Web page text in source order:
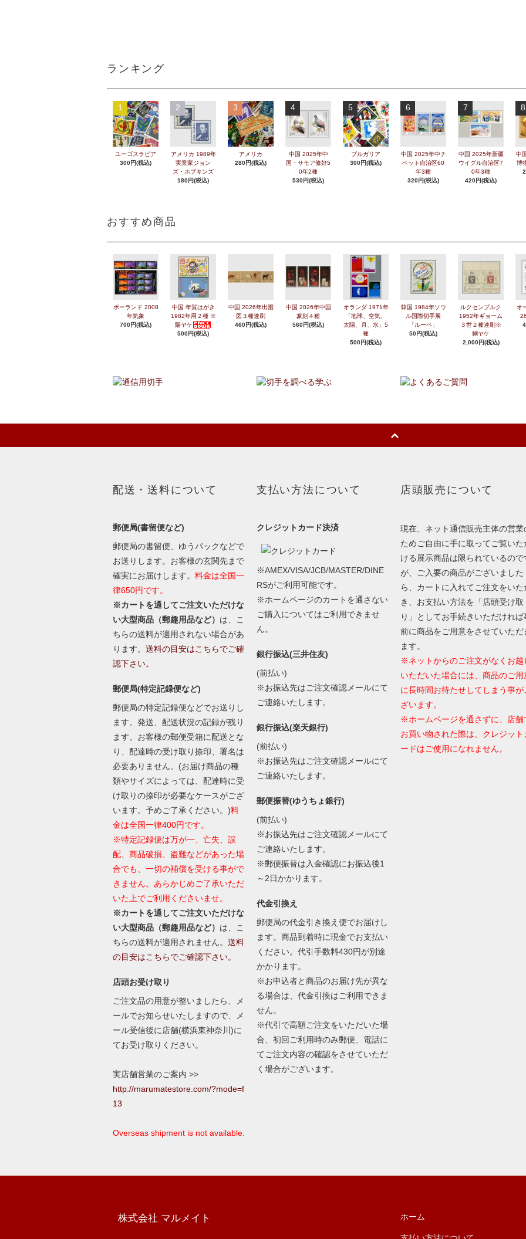
ランキング
1
ユーゴスラビア
300円(税込)
2
アメリカ 1989年
実業家ジョン
ズ・ホプキンズ
180円(税込)
3
アメリカ
280円(税込)
4
中国 2025年中
国・サモア修好5
0年2種
530円(税込)
5
ブルガリア
300円(税込)
6
中国 2025年中チ
ベット自治区60
年3種
320円(税込)
7
中国 2025年新疆
ウイグル自治区7
0年3種
420円(税込)
8
中
博
おすすめ商品
ポーランド 2008
年気象
700円(税込)
中国 年賀はがき
1982年用２種 ※
陽ヤケ
500円(税込)
中国 2026年出圉
図３種連刷
460円(税込)
中国 2026年中国
篆刻４種
560円(税込)
オランダ 1971年
「地球、空気、
太陽、月、水」5
種
500円(税込)
韓国 1984年ソウ
ル国際切手展
「ルーペ」
50円(税込)
ルクセンブルク
1952年ギョーム
３世２種連刷※
糊ヤケ
2,000円(税込)
オ
配送・送料について
郵便局(書留便など)
郵便局の書留便、ゆうパックなどで
お送りします。お客様の玄関先まで
確実にお届けします。 料金は全国一
律650円です。
※カートを通してご注文いただけな
い大型商品（郵趣用品など） は、こ
ちらの送料が適用されない場合があ
ります。 送料の目安はこちらでご確
認下さい。
郵便局(特定記録便など)
郵便局の特定記録便などでお送りし
ます。発送、配送状況の記録が残り
ます。お客様の郵便受箱に配送とな
り、配達時の受け取り捺印、署名は
必要ありません。(お届け商品の種
類やサイズによっては、配達時に受
け取りの捺印が必要なケースがござ
います。予めご了承ください。)料
金は全国一律400円です。
※特定記録便は万が一、亡失、誤
配、商品破損、盗難などがあった場
合でも、一切の補償を受ける事がで
きません。あらかじめご了承いただ
いた上でご利用くださいませ。
※カートを通してご注文いただけな
い大型商品（郵趣用品など） は、こ
ちらの送料が適用されません。 送料
の目安はこちらでご確認下さい。
店頭お受け取り
ご注文品の用意が整いましたら、メ
ールでお知らせいたしますので、メ
ール受信後に店舗(横浜東神奈川)に
てお受け取りください。
実店舗営業のご案内 >>
http://marumatestore.com/?mode=f
13
Overseas shipment is not available.
支払い方法について
クレジットカード決済
※AMEX/VISA/JCB/MASTER/DINE
RSがご利用可能です。
※ホームページのカートを通さない
ご購入についてはご利用できませ
ん。
銀行振込(三井住友)
(前払い)
※お振込先はご注文確認メールにて
ご連絡いたします。
銀行振込(楽天銀行)
(前払い)
※お振込先はご注文確認メールにて
ご連絡いたします。
郵便振替(ゆうちょ銀行)
(前払い)
※お振込先はご注文確認メールにて
ご連絡いたします。
※郵便振替は入金確認にお振込後1
～2日かかります。
代金引換え
郵便局の代金引き換え便でお届けし
ます。商品到着時に現金でお支払い
ください。代引手数料430円が別途
かかります。
※お申込者と商品のお届け先が異な
る場合は、代金引換はご利用できま
せん。
※代引で高額ご注文をいただいた場
合、初回ご利用時のみ郵便、電話に
てご注文内容の確認をさせていただ
く場合がございます。
店頭販売について
現在、ネット通信販売主体の営業
ためご自由に手に取ってご覧いた
ける展示商品は限られているので
が、ご入要の商品がございました
ら、カートに入れてご注文をいた
き、お支払い方法を「店頭受け取
り」としてお手続きいただければ
前に商品をご用意をさせていただ
ます。
※ネットからのご注文がなくお越
いただいた場合には、商品のご用
に長時間お待たせしてしまう事が
ざいます。
※ホームページを通さずに、店舗
お買い物された際は、クレジット
ードはご使用になれません。
株式会社 マルメイト ホーム